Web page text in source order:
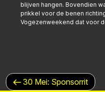
blijven hangen. Bovendien
prikkel voor de benen
Vogezenweekend dat voor
Vorig30 Mei: Sponsorrit